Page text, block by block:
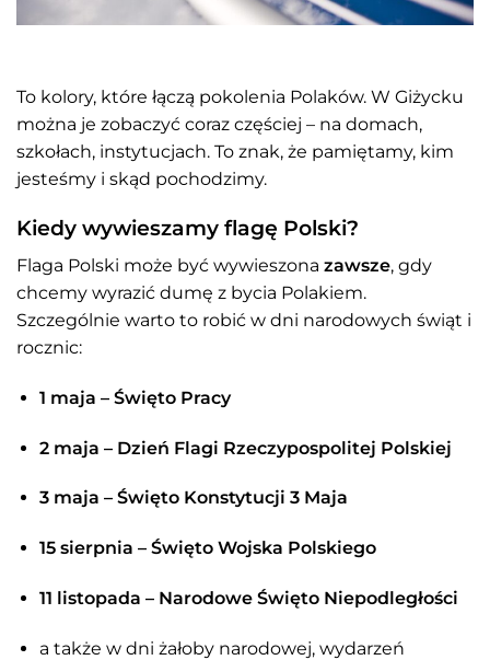
To kolory, które łączą pokolenia Polaków. W Giżycku
można je zobaczyć coraz częściej – na domach,
szkołach, instytucjach. To znak, że pamiętamy, kim
jesteśmy i skąd pochodzimy.
Kiedy wywieszamy flagę Polski?
Flaga Polski może być wywieszona zawsze, gdy
chcemy wyrazić dumę z bycia Polakiem.
Szczególnie warto to robić w dni narodowych świąt i
rocznic:
1 maja – Święto Pracy
2 maja – Dzień Flagi Rzeczypospolitej Polskiej
3 maja – Święto Konstytucji 3 Maja
15 sierpnia – Święto Wojska Polskiego
11 listopada – Narodowe Święto Niepodległości
a także w dni żałoby narodowej, wydarzeń